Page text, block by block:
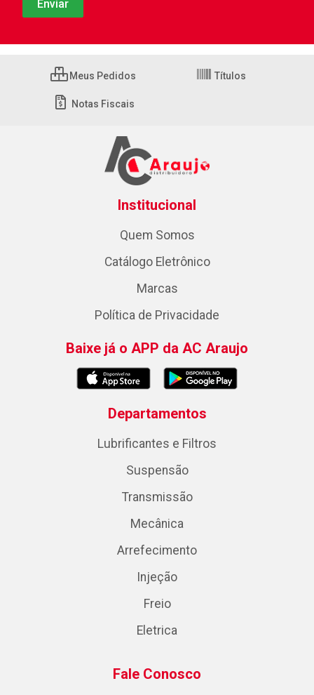
Meus Pedidos Títulos
Notas Fiscais
Institucional
Quem Somos
Catálogo Eletrônico
Marcas
Política de Privacidade
Baixe já o APP da AC Araujo
Departamentos
Lubrificantes e Filtros
Suspensão
Transmissão
Mecânica
Arrefecimento
Injeção
Freio
Eletrica
Fale Conosco